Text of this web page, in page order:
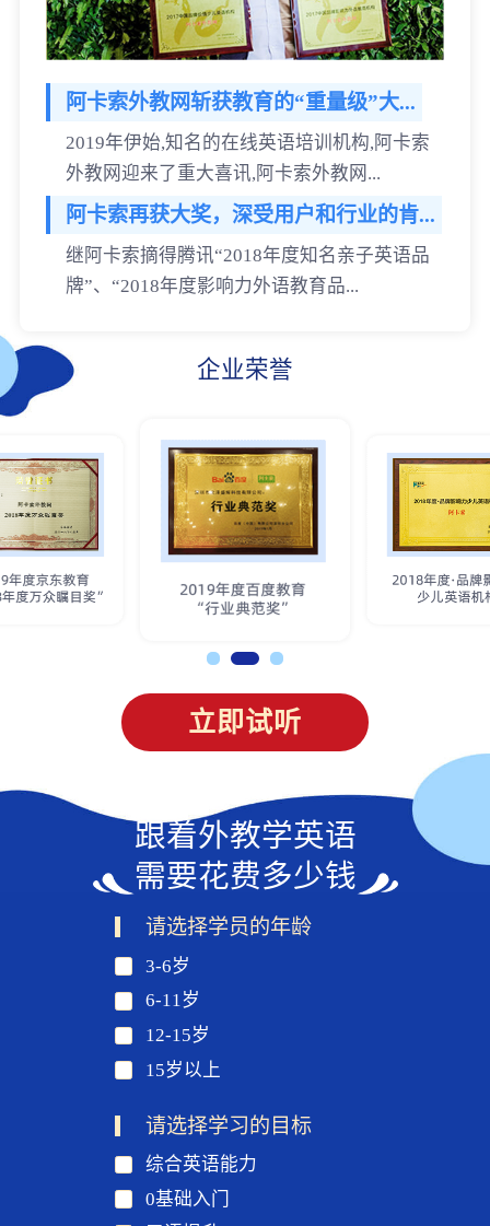
阿卡索外教网斩获教育的“重量级”大...
2019年伊始,知名的在线英语培训机构,阿卡索
外教网迎来了重大喜讯,阿卡索外教网...
阿卡索再获大奖，深受用户和行业的肯...
继阿卡索摘得腾讯“2018年度知名亲子英语品
牌”、“2018年度影响力外语教育品...
企业荣誉
立即试听
跟着外教学英语
需要花费多少钱
请选择学员的年龄
3-6岁
6-11岁
12-15岁
15岁以上
请选择学习的目标
综合英语能力
0基础入门